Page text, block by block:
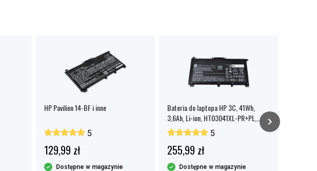
HP Pavilion 14-BF i inne
5
129,99 zł
Dostępne w magazynie
Bateria do laptopa HP 3C, 41Wh,
3,6Ah, Li-ion, HT03041XL-PR+PL,
HT03XL
5
255,99 zł
Dostępne w magazynie